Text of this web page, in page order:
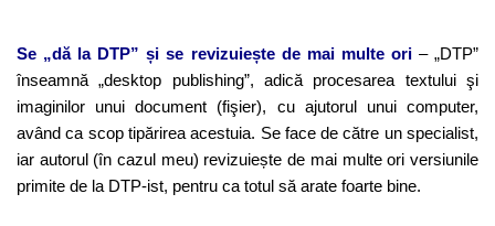
Se „dă la DTP” și se revizuiește de mai multe ori– „DTP”
înseamnă „desktop publishing”, adică procesarea textului şi
imaginilor unui document (fişier), cu ajutorul unui computer,
având ca scop tipărirea acestuia. Se face de către un specialist,
iar autorul (în cazul meu) revizuiește de mai multe ori versiunile
primite de la DTP-ist, pentru ca totul să arate foarte bine.